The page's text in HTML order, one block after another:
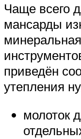
Чаще всего
мансарды
приведён
утепления
молоток